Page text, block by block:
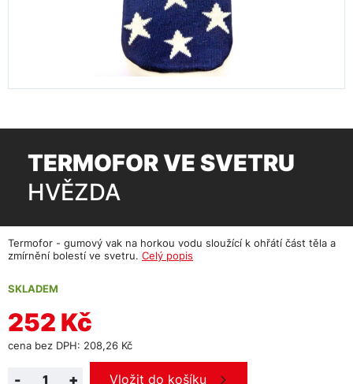
TERMOFOR VE SVETRU
HVĚZDA
Termofor - gumový vak na horkou vodu sloužící k ohřátí část těla a
zmírnění bolestí ve svetru. Celý popis
SKLADEM
252 Kč
cena bez DPH: 208,26 Kč
+
- Vložit do košíku